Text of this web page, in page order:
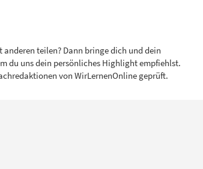
teilen? Dann bringe dich und dein
du uns dein persönliches Highlight empfiehlst.
von WirLernenOnline geprüft.